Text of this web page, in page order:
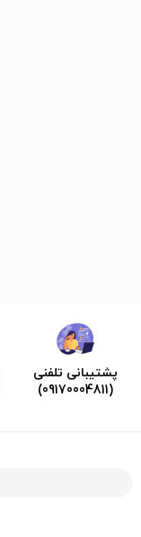
پشتیبانی تلفنی
(09170004811)